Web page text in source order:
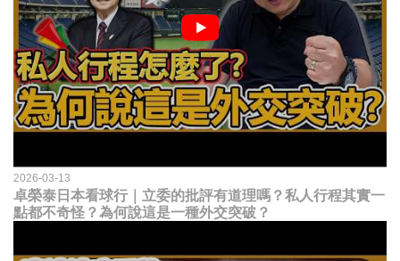
2026-03-13
卓榮泰日本看球行｜立委的批評有道理嗎？私人行程其實一
點都不奇怪？為何說這是一種外交突破？